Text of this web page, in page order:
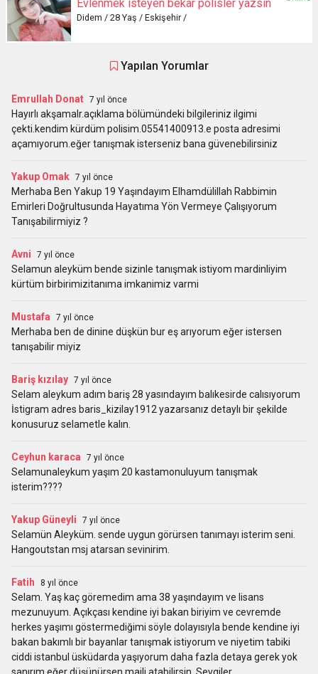
Evlenmek isteyen bekar polisler yazsın
Didem / 28 Yaş / Eskişehir /
Yapılan Yorumlar
Emrullah Donat 7 yıl önce
Hayırlı akşamalr.açıklama bölümündeki bilgileriniz ilgimi
çekti.kendim kürdüm polisim.05541400913.e posta adresimi
açamıyorum.eğer tanışmak isterseniz bana güvenebilirsiniz
Yakup Omak 7 yıl önce
Merhaba Ben Yakup 19 Yaşındayım Elhamdülillah Rabbimin
Emirleri Doğrultusunda Hayatıma Yön Vermeye Çalışıyorum
Tanışabilirmiyiz ?
Avni 7 yıl önce
Selamun aleyküm bende sizinle tanışmak istiyom mardinliyim
kürtüm birbirimizitanıma imkanimiz varmi
Mustafa 7 yıl önce
Merhaba ben de dinine düşkün bur eş arıyorum eğer istersen
tanışabilir miyiz
Bariş kızılay 7 yıl önce
Selam aleykum adım bariş 28 yasındayım balıkesirde calısıyorum
İstigram adres baris_kizilay1912 yazarsanız detaylı bir şekilde
konusuruz selametle kalın.
Ceyhun karaca 7 yıl önce
Selamunaleykum yaşım 20 kastamonuluyum tanışmak
isterim????
Yakup Güneyli 7 yıl önce
Selamün Aleyküm. sende uygun görürsen tanımayı isterim seni.
Hangoutstan msj atarsan sevinirim.
Fatih 8 yıl önce
Selam. Yaş kaç göremedim ama 38 yaşındayım ve lisans
mezunuyum. Açıkçası kendine iyi bakan biriyim ve cevremde
herkes yaşımı göstermediğimi söyle dolayısıyla bende kendine iyi
bakan bakımlı bir bayanlar tanışmak istiyorum ve niyetim tabiki
ciddi istanbul üsküdarda yaşıyorum daha fazla detaya gerek yok